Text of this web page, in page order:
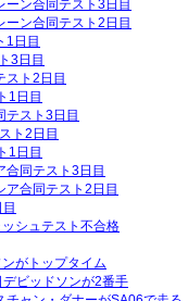
ン合同テスト3日目
ン合同テスト2日目
1日目
3日目
スト2日目
1日目
テスト3日目
ト2日目
1日目
合同テスト3日目
ア合同テスト2日目
シュテスト不合格
がトップタイム
ビッドソンが2番手